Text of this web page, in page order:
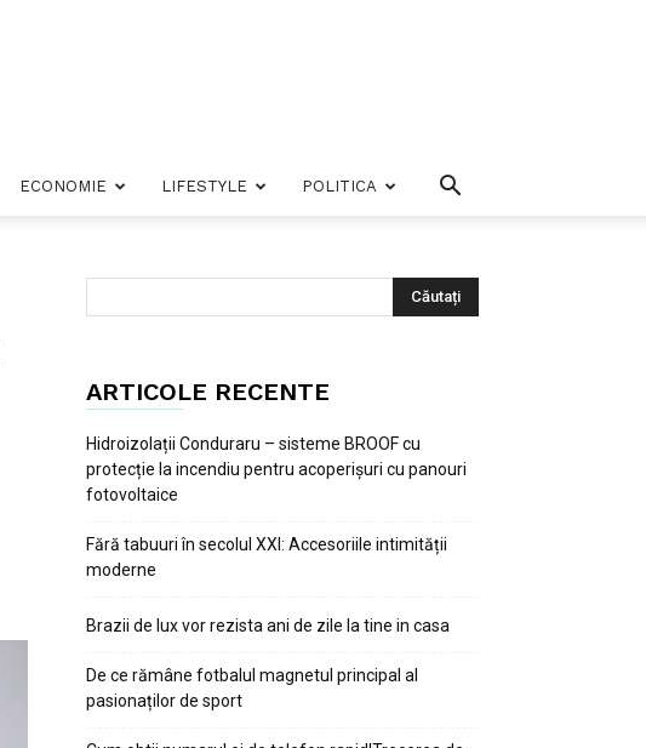
ECONOMIE LIFESTYLE POLITICA
ARTICOLE RECENTE
Hidroizolații Conduraru – sisteme BROOF cu
protecție la incendiu pentru acoperișuri cu panouri
fotovoltaice
Fără tabuuri în secolul XXI: Accesoriile intimității
moderne
Brazii de lux vor rezista ani de zile la tine in casa
De ce rămâne fotbalul magnetul principal al
pasionaților de sport